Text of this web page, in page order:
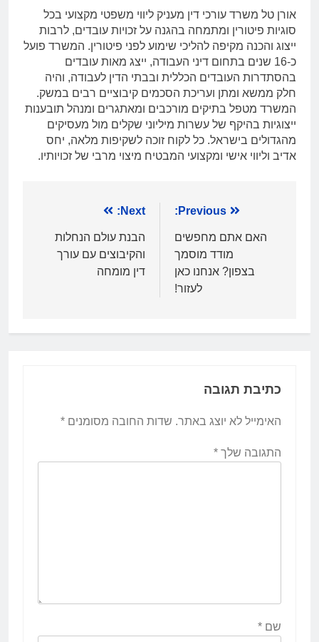
אורן טל משרד עורכי דין מעניק ליווי משפטי מקצועי בכל
סוגיות פיטורין ומתמחה בהגנה על זכויות עובדים, לרבות
ייצוג והכנה מקיפה להליכי שימוע לפני פיטורין. המשרד פועל
כ-16 שנים בתחום דיני העבודה, ייצג מאות עובדים
בהסתדרות העובדים הכללית ובבתי הדין לעבודה, והיה
חלק ממשא ומתן ועריכת הסכמים קיבוציים רבים במשק.
המשרד מטפל בתיקים מורכבים ומאתגרים ומנהל תובענות
ייצוגיות בהיקף של עשרות מיליוני שקלים מול מעסיקים
מהגדולים בישראל. כל לקוח זוכה לשקיפות מלאה, יחס
אדיב וליווי אישי ומקצועי המבטיח מיצוי מרבי של זכויותיו.
Previous:
האם אתם מחפשים
מודד מוסמך
בצפון? אנחנו כאן
לעזור!
Next:
הבנת עולם הנחלות
והקיבוצים עם עורך
דין מומחה
כתיבת תגובה
האימייל לא יוצג באתר. שדות החובה מסומנים *
התגובה שלך *
שם *